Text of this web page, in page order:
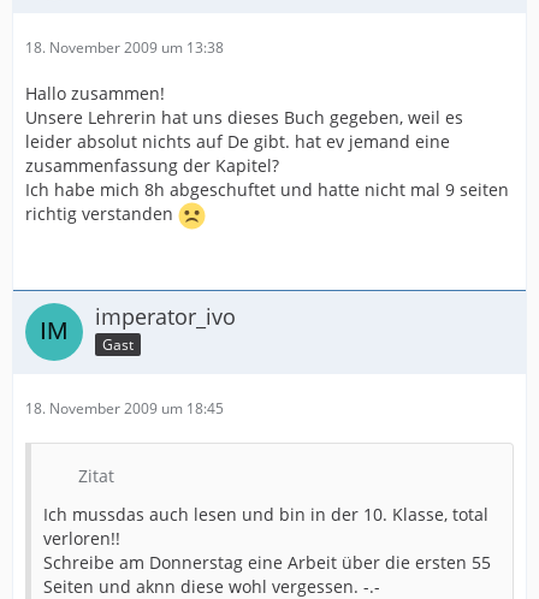
18. November 2009 um 13:38
Hallo zusammen!
Unsere Lehrerin hat uns dieses Buch gegeben, weil es
leider absolut nichts auf De gibt. hat ev jemand eine
zusammenfassung der Kapitel?
Ich habe mich 8h abgeschuftet und hatte nicht mal 9 seiten
richtig verstanden
imperator_ivo
Gast
18. November 2009 um 18:45
Zitat
Ich mussdas auch lesen und bin in der 10. Klasse, total
verloren!!
Schreibe am Donnerstag eine Arbeit über die ersten 55
Seiten und aknn diese wohl vergessen. -.-